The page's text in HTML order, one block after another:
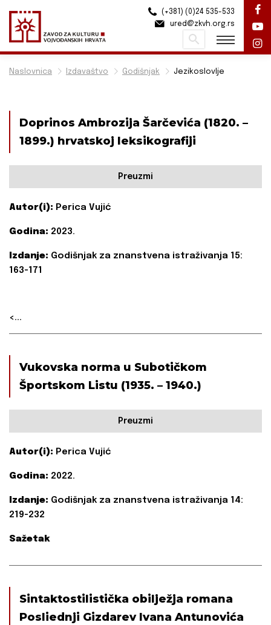
Naslovnica Izdavaštvo Godišnjak Jezikoslovlje
Doprinos Ambrozija Šarčevića (1820. –
1899.) hrvatskoj leksikografiji
Preuzmi
Autor(i): Perica Vujić
Godina: 2023.
Izdanje: Godišnjak za znanstvena istraživanja 15:
163-171
<...
Vukovska norma u Subotičkom
Športskom Listu (1935. – 1940.)
Preuzmi
Autor(i): Perica Vujić
Godina: 2022.
Izdanje: Godišnjak za znanstvena istraživanja 14:
219-232
Sažetak
Sintaktostilistička obilježja romana
Posliednji Gizdarev Ivana Antunovića
(+381) (0)24 535-533
ured@zkvh.org.rs
Pretraži